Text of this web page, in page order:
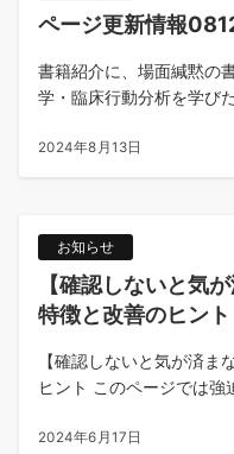
ページ更新情報
書籍紹介に、場面緘黙の
学・臨床行動分析を学び
2024年8月13日
お知らせ
【確認しないと気
特徴と改善のヒント
【確認しないと気が済
ヒント このページでは強
2024年6月17日